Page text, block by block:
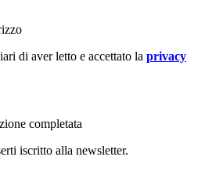
di aver letto e accettato la privacy
completata
iscritto alla newsletter.